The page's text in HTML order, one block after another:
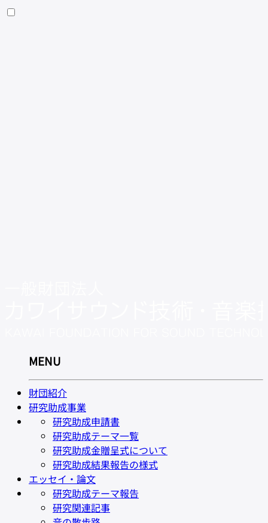
MENU
財団紹介
研究助成事業
研究助成申請書
研究助成テーマ一覧
研究助成金贈呈式について
研究助成結果報告の様式
エッセイ・論文
研究助成テーマ報告
研究関連記事